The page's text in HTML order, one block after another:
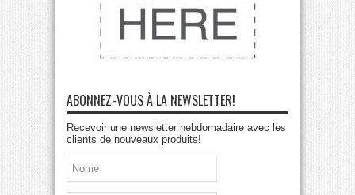
ABONNEZ-VOUS À LA NEWSLETTER!
Recevoir une newsletter hebdomadaire avec les
clients de nouveaux produits!